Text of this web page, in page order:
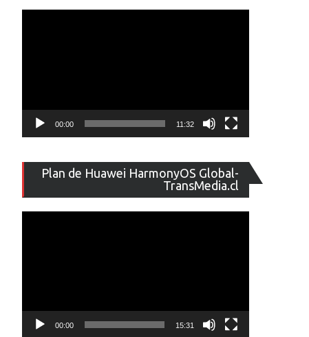
vídeo
00:00 11:32
Plan de Huawei HarmonyOS Global-
TransMedia.cl
de
vídeo
00:00 15:31